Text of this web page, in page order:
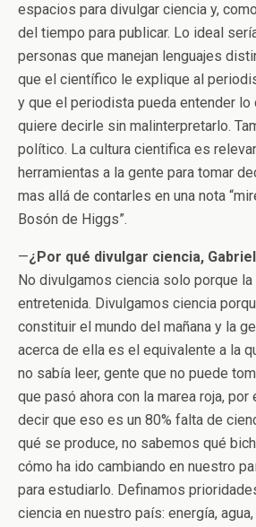
espacios para divulgar ciencia y,
del tiempo para publicar. Lo ideal
personas que manejan lenguajes
que el científico le explique al
y que el periodista pueda entender
quiere decirle sin malinterpretarlo.
político. La cultura cientifica es
herramientas a la gente para tomar
mas allá de contarles en una nota
Bosón de Higgs”.
—¿Por qué divulgar ciencia,
No divulgamos ciencia solo porque
entretenida. Divulgamos ciencia
constituir el mundo del mañana y la
acerca de ella es el equivalente a la
no sabía leer, gente que no puede
que pasó ahora con la marea roja,
decir que eso es un 80% falta de
qué se produce, no sabemos qué
cómo ha ido cambiando en nuestro
para estudiarlo. Definamos
ciencia en nuestro país: energía,